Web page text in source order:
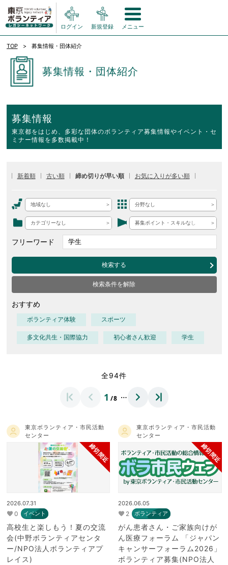
ログイン 新規登録 メニュー
TOP 募集情報・団体紹介
募集情報・団体紹介
募集情報
東京都をはじめ、多彩な団体のボランティア募集情報やイベント・セ
ミナー情報を多数掲載中！
新着順 古い順 締め切りが早い順 お気に入りが多い順
地域なし 分野なし
カテゴリーなし 募集ポイント・スキルなし
フリーワード
検索する
検索条件を解除
おすすめ
ボランティア体験 スポーツ
多文化共生・国際協力 初心者さん歓迎 学生
全94件
1 /8 …
東京ボランティア・市民活動
センター
締切間近
2026.07.31
0 イベント
高校生と楽しもう！夏の交流
会(中野ボランティアセンタ
ー/NPO法人ボランティアプ
レイス)
東京ボランティア・市民活動
センター
締切間近
2026.06.05
2 ボランティア
がん患者さん・ご家族向けが
ん医療フォーラム 「ジャパン
キャンサーフォーラム2026」
ボランティア募集(NPO法人